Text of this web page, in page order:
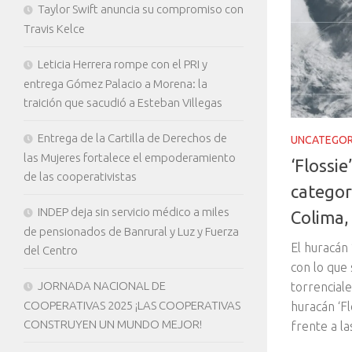
El huracán
con lo que
huracán
frente a
Taylor Swift anuncia su compromiso con
Travis Kelce
Leticia Herrera rompe con el PRI y
entrega Gómez Palacio a Morena: la
traición que sacudió a Esteban Villegas
Entrega de la Cartilla de Derechos de
las Mujeres fortalece el empoderamiento
de las cooperativistas
INDEP deja sin servicio médico a miles
de pensionados de Banrural y Luz y Fuerza
del Centro
JORNADA NACIONAL DE
COOPERATIVAS 2025 ¡LAS COOPERATIVAS
CONSTRUYEN UN MUNDO MEJOR!